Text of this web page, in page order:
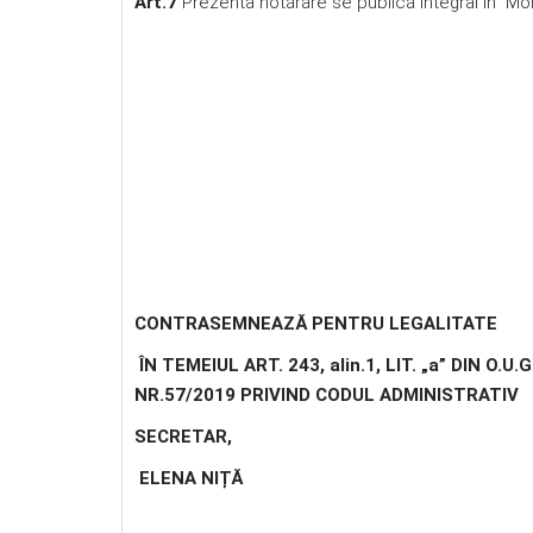
CONTRASEMNEAZĂ PENTRU LEGALITATE
ÎN TEMEIUL ART. 243, alin.1, LIT. „a” DIN
NR.57/2019 PRIVIND CODUL ADMINISTRATIV
SECRETAR,
ELENA NIȚĂ